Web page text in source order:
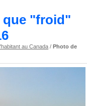
que "froid"
au Canada /Photo de